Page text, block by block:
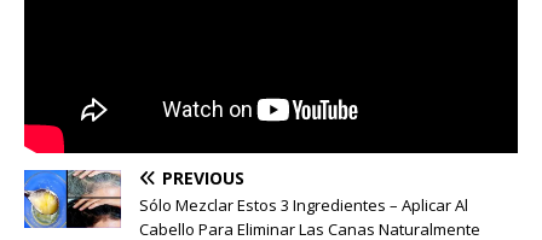
PREVIOUS
Sólo Mezclar Estos 3 Ingredientes – Aplicar Al
Cabello Para Eliminar Las Canas Naturalmente